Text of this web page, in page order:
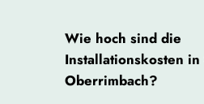
Wie hoch sind die
Installationskosten
Oberrimbach?